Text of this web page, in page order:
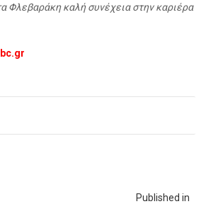
Published in
Φλεβαράκη καλή συνέχεια στην καριέρα